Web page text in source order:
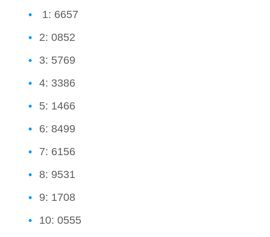
1: 6657
2: 0852
3: 5769
4: 3386
5: 1466
6: 8499
7: 6156
8: 9531
9: 1708
10: 0555